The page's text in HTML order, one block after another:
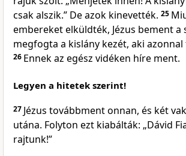
csak alszik.” De azok kinevették. 25
embereket elküldték, Jézus bement a
megfogta a kislány kezét, aki
26 Ennek az egész vidéken híre ment.
Legyen a hitetek szerint!
27 Jézus továbbment onnan, és két
utána. Folyton ezt kiabálták: „Dávid
rajtunk!”